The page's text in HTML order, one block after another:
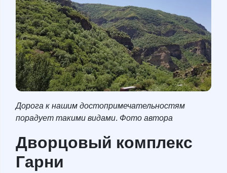
Дорога к нашим достопримечательностям
порадует такими видами. Фото автора
Дворцовый комплекс
Гарни